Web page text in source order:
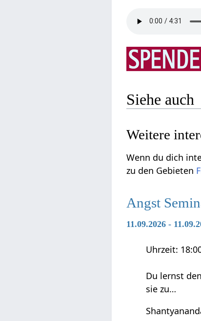
Siehe auch
Weitere
Wenn du dich
zu den Gebieten
Angst
11.09.2026 -
Uhrzeit:
Du lernst
sie zu…